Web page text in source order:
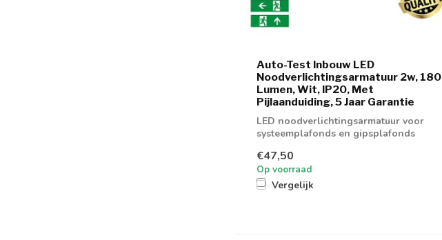
Auto-Test Inbouw LED
Noodverlichtingsarmatuur 2w, 180
Lumen, Wit, IP20, Met
Pijlaanduiding, 5 Jaar Garantie
LED noodverlichtingsarmatuur voor
systeemplafonds en gipsplafonds
€47,50
Op voorraad
Vergelijk